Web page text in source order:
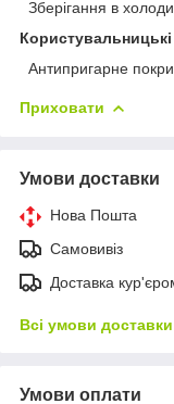
Зберігання в
Антипригарне
Приховати
Умови доставки
Нова Пошта
Самовивіз
Доставка
Всі умови доставки
Умови оплати